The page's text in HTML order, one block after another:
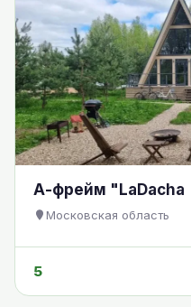
А-фрейм "LaDacha
Московская область
5